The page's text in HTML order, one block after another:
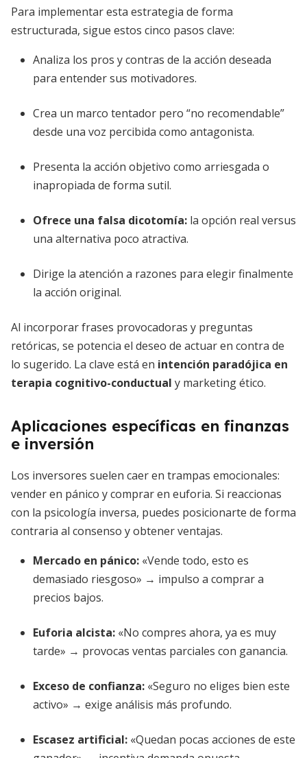
Para implementar esta estrategia de forma
estructurada, sigue estos cinco pasos clave:
Analiza los pros y contras de la acción deseada
para entender sus motivadores.
Crea un marco tentador pero “no recomendable”
desde una voz percibida como antagonista.
Presenta la acción objetivo como arriesgada o
inapropiada de forma sutil.
Ofrece una falsa dicotomía: la opción real versus
una alternativa poco atractiva.
Dirige la atención a razones para elegir finalmente
la acción original.
Al incorporar frases provocadoras y preguntas
retóricas, se potencia el deseo de actuar en contra de
lo sugerido. La clave está en intención paradójica en
terapia cognitivo-conductual y marketing ético.
Aplicaciones específicas en finanzas
e inversión
Los inversores suelen caer en trampas emocionales:
vender en pánico y comprar en euforia. Si reaccionas
con la psicología inversa, puedes posicionarte de forma
contraria al consenso y obtener ventajas.
Mercado en pánico: «Vende todo, esto es
demasiado riesgoso» → impulso a comprar a
precios bajos.
Euforia alcista: «No compres ahora, ya es muy
tarde» → provocas ventas parciales con ganancia.
Exceso de confianza: «Seguro no eliges bien este
activo» → exige análisis más profundo.
Escasez artificial: «Quedan pocas acciones de este